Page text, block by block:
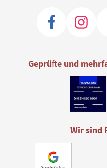
Geprüfte und
Wir sind